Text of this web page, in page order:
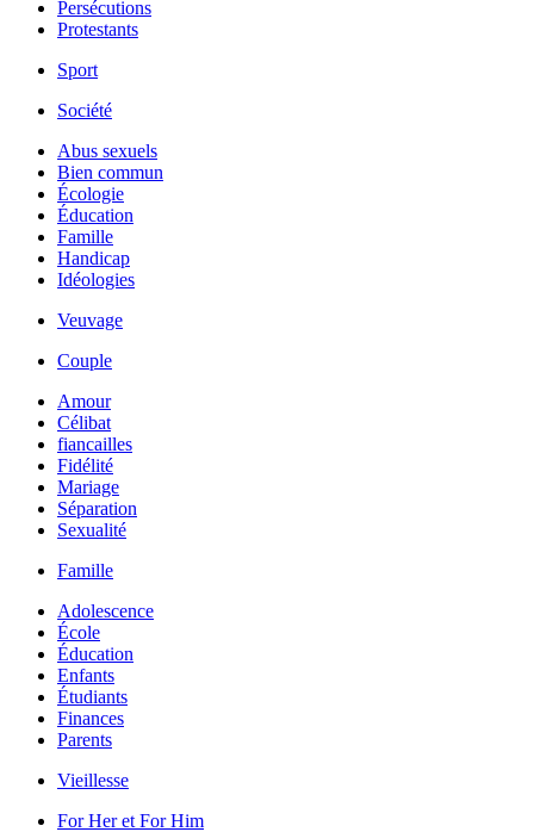
Persécutions
Protestants
Sport
Société
Abus sexuels
Bien commun
Écologie
Éducation
Famille
Handicap
Idéologies
Veuvage
Couple
Amour
Célibat
fiancailles
Fidélité
Mariage
Séparation
Sexualité
Famille
Adolescence
École
Éducation
Enfants
Étudiants
Finances
Parents
Vieillesse
For Her et For Him